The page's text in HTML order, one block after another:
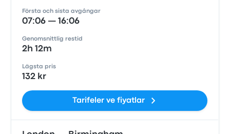
Första och sista avgångar
07:06 — 16:06
Genomsnittlig restid
2h 12m
Lägsta pris
132 kr
Tarifeler ve fiyatlar